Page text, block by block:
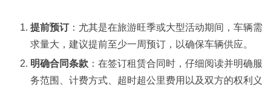
提前预订：​尤其是在旅游旺季或大型活动期间，车辆需
求量大，建议提前至少一周预订，以确保车辆供应。​
明确合同条款 ：​在签订租赁合同时，仔细阅读并明确服
务范围、计费方式、超时超公里费用以及双方的权利义